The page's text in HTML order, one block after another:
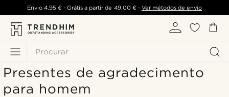
Procurar
Envio 4,95 €- Grátis a partir de 49,00 €- Ver métodos de envio
Presentes de agradecimento
para homem